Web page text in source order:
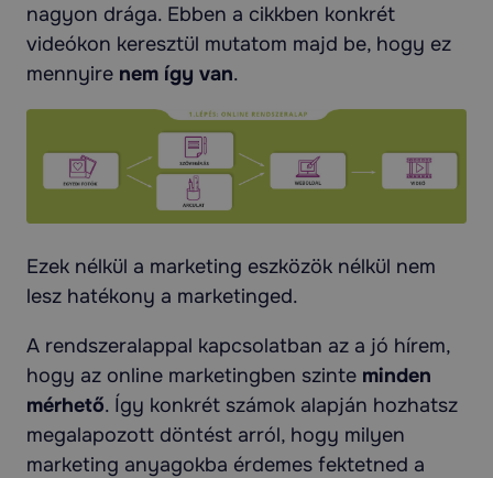
nagyon drága. Ebben a cikkben konkrét
videókon keresztül mutatom majd be, hogy ez
mennyire nem így van.
Ezek nélkül a marketing eszközök nélkül nem
lesz hatékony a marketinged.
A rendszeralappal kapcsolatban az a jó hírem,
hogy az online marketingben szinte minden
mérhető. Így konkrét számok alapján hozhatsz
megalapozott döntést arról, hogy milyen
marketing anyagokba érdemes fektetned a